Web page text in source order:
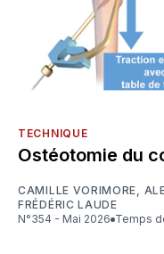
TECHNIQUE
Ostéotomie du
CAMILLE VORIMORE,
FRÉDÉRIC LAUDE
N°354 - Mai 2026
Temps